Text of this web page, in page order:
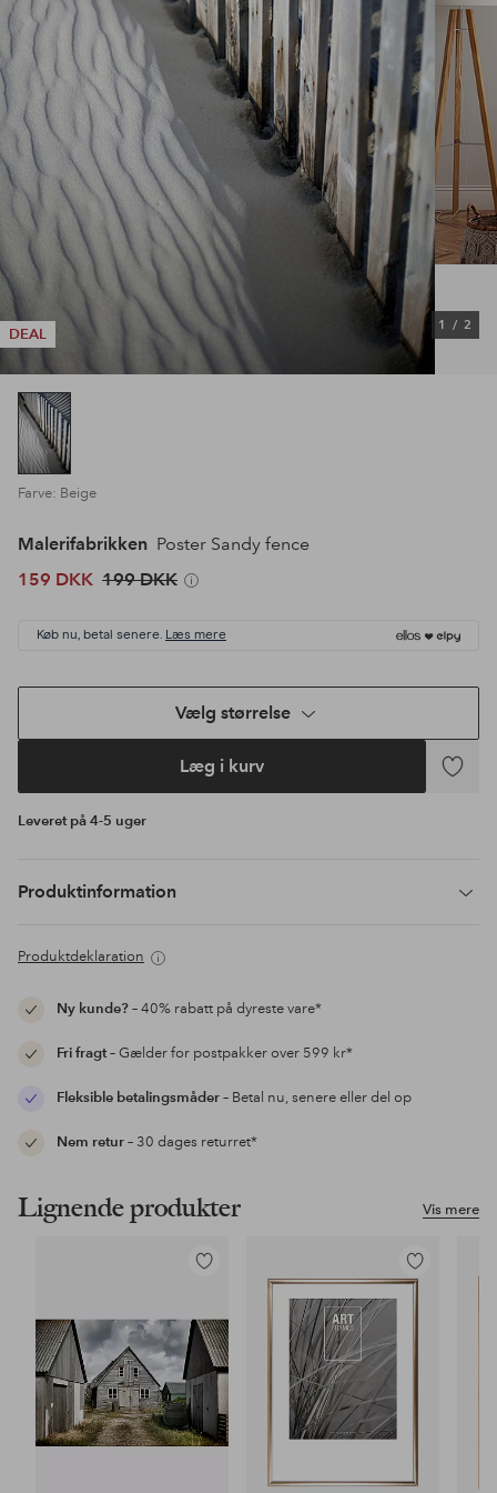
DEAL
1 / 2
Farve: Beige
Malerifabrikken Poster Sandy fence
159 DKK 199 DKK
Køb nu, betal senere. Læs mere
Vælg størrelse
Læg i kurv
Tilføj
Leveret på 4-5 uger
Produktinformation
Produktdeklaration
Ny kunde?– 40% rabatt på dyreste vare*
Fri fragt– Gælder for postpakker over 599 kr*
Fleksible betalingsmåder– Betal nu, senere eller del op
Nem retur– 30 dages returret*
Vis mere
Lignende produkter
Tilføj
Tilføj